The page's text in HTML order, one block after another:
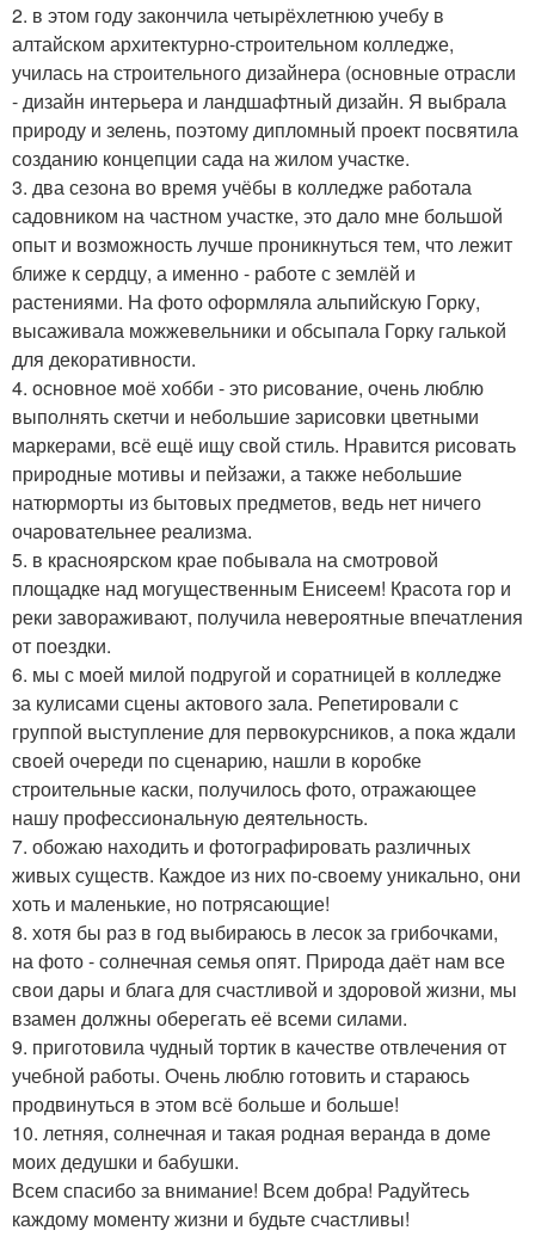
2. в этом году закончила четырёхлетнюю учебу в
алтайском архитектурно-строительном колледже,
училась на строительного дизайнера (основные отрасли
- дизайн интерьера и ландшафтный дизайн. Я выбрала
природу и зелень, поэтому дипломный проект посвятила
созданию концепции сада на жилом участке.
3. два сезона во время учёбы в колледже работала
садовником на частном участке, это дало мне большой
опыт и возможность лучше проникнуться тем, что лежит
ближе к сердцу, а именно - работе с землёй и
растениями. На фото оформляла альпийскую Горку,
высаживала можжевельники и обсыпала Горку галькой
для декоративности.
4. основное моё хобби - это рисование, очень люблю
выполнять скетчи и небольшие зарисовки цветными
маркерами, всё ещё ищу свой стиль. Нравится рисовать
природные мотивы и пейзажи, а также небольшие
натюрморты из бытовых предметов, ведь нет ничего
очаровательнее реализма.
5. в красноярском крае побывала на смотровой
площадке над могущественным Енисеем! Красота гор и
реки завораживают, получила невероятные впечатления
от поездки.
6. мы с моей милой подругой и соратницей в колледже
за кулисами сцены актового зала. Репетировали с
группой выступление для первокурсников, а пока ждали
своей очереди по сценарию, нашли в коробке
строительные каски, получилось фото, отражающее
нашу профессиональную деятельность.
7. обожаю находить и фотографировать различных
живых существ. Каждое из них по-своему уникально, они
хоть и маленькие, но потрясающие!
8. хотя бы раз в год выбираюсь в лесок за грибочками,
на фото - солнечная семья опят. Природа даёт нам все
свои дары и блага для счастливой и здоровой жизни, мы
взамен должны оберегать её всеми силами.
9. приготовила чудный тортик в качестве отвлечения от
учебной работы. Очень люблю готовить и стараюсь
продвинуться в этом всё больше и больше!
10. летняя, солнечная и такая родная веранда в доме
моих дедушки и бабушки.
Всем спасибо за внимание! Всем добра! Радуйтесь
каждому моменту жизни и будьте счастливы!